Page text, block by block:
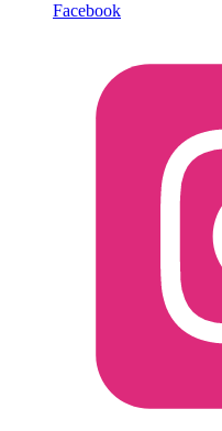
Facebook